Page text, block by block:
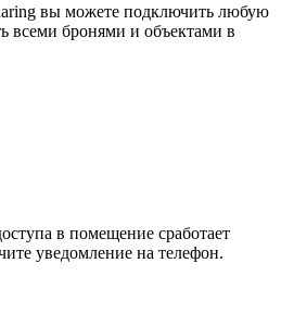
вы можете подключить любую
всеми бронями и объектами в
в помещение сработает
уведомление на телефон.